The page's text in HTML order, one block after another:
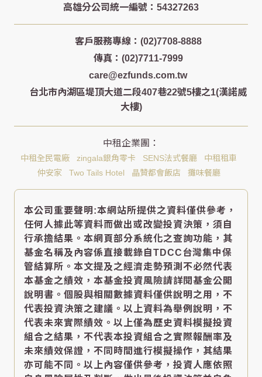
客戶服務專線：(02)7708-8888
傳真：(02)7711-7999
care@ezfunds.com.tw
台北市內湖區堤頂大道二段407巷22號5樓之1(漢諾威
大樓)
中租全民電廠 zingala銀角零卡 SENS法式餐廳
中租租車
仲安家
Two Tails Hotel 晶贊都會飯店 攤味餐廳
本公司重要聲明:本網站所提供之資料僅供參考，
任何人據此等資料而做出或改變投資決策，須自
行承擔結果。本網頁部分系統化之查詢功能，其
基金名稱及內容係直接載錄自TDCC台灣集中保
管結算所。本文提及之經濟走勢預測不必然代表
本基金之績效，本基金投資風險請詳閱基金公開
說明書。個股與相關數據資料僅供說明之用，不
代表投資決策之建議。以上資料為舉例說明，不
代表未來實際績效。以上僅為歷史資料模擬投資
組合之結果，不代表本投資組合之實際報酬率及
未來績效保證，不同時間進行模擬操作，其結果
亦可能不同。以上內容僅供參考，投資人應依照